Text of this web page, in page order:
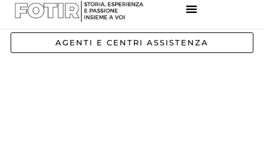
AGENTI E CENTRI ASSISTENZA